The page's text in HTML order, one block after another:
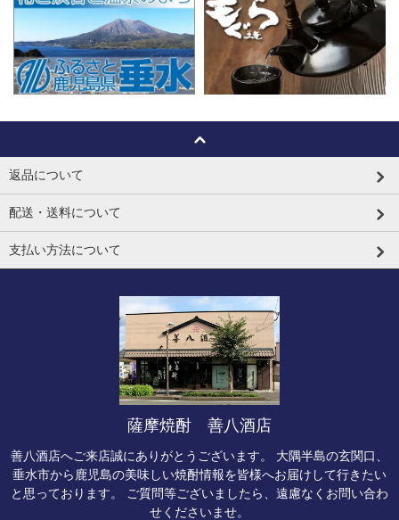
返品について
配送・送料について
支払い方法について
薩摩焼酎 善八酒店
善八酒店へご来店誠にありがとうございます。 大隅半島の玄関口、
垂水市から鹿児島の美味しい焼酎情報を皆様へお届けして行きたい
と思っております。 ご質問等ございましたら、遠慮なくお問い合わ
せくださいませ。